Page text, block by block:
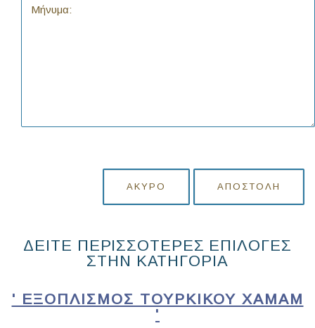
ΆΚΥΡΟ ΑΠΟΣΤΟΛΉ
ΔΕΙΤΕ ΠΕΡΙΣΣΟΤΕΡΕΣ ΕΠΙΛΟΓΕΣ
ΣΤΗΝ ΚΑΤΗΓΟΡΙΑ
' ΕΞΟΠΛΙΣΜΌΣ ΤΟΎΡΚΙΚΟΥ ΧΑΜΆΜ
'